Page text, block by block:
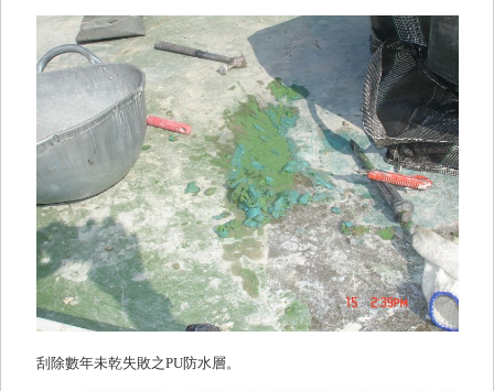
刮除數年未乾失敗之PU防水層。